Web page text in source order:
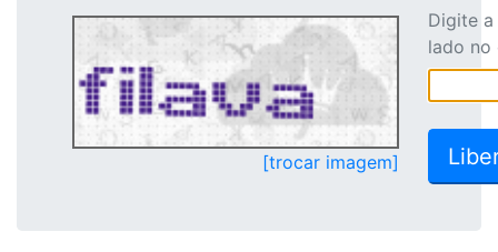
[trocar imagem]
Digite
lado no